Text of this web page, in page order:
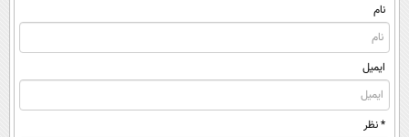
نام
ایمیل
* نظر